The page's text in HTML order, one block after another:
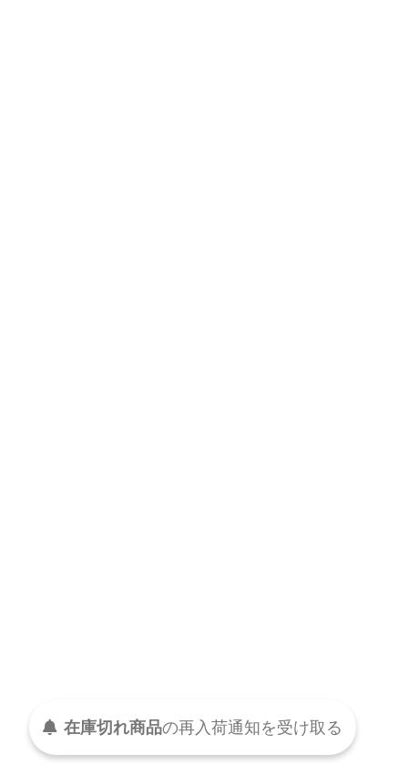
在庫切れ商品の再入荷通知を受け取る